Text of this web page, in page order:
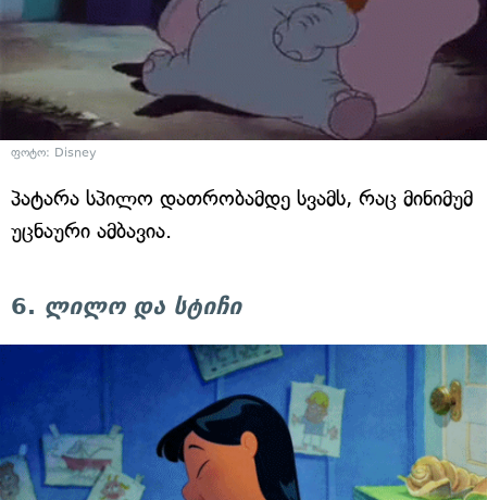
ფოტო: Disney
პატარა სპილო დათრობამდე სვამს, რაც მინიმუმ
უცნაური ამბავია.
6. ლილო და სტიჩი